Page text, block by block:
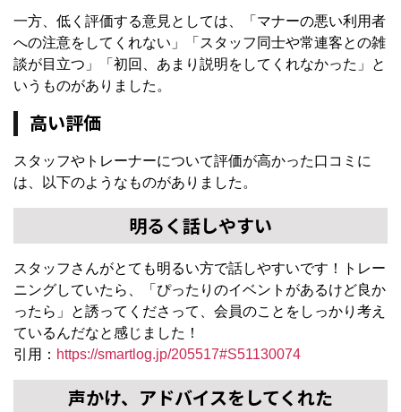
一方、低く評価する意見としては、「マナーの悪い利用者
への注意をしてくれない」「スタッフ同士や常連客との雑
談が目立つ」「初回、あまり説明をしてくれなかった」と
いうものがありました。
高い評価
スタッフやトレーナーについて評価が高かった口コミに
は、以下のようなものがありました。
明るく話しやすい
スタッフさんがとても明るい方で話しやすいです！トレー
ニングしていたら、「ぴったりのイベントがあるけど良か
ったら」と誘ってくださって、会員のことをしっかり考え
ているんだなと感じました！
引用： https://smartlog.jp/205517#S51130074
声かけ、アドバイスをしてくれた